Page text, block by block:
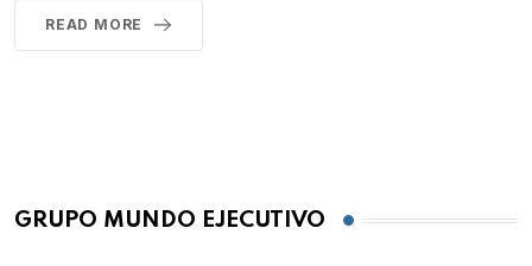
READ MORE
GRUPO MUNDO EJECUTIVO